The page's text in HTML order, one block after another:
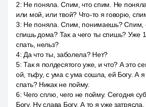
2: Не поняла. Спим, что спим. Не
или мой, или твой? Что-то я говорю,
3: Не поняла. Спим, понимаешь? Спим,
спишь дома? Так а чего ты спишь? Уже
спать, нельз?
4: Да что ты, заболела? Нет?
5:Так я полдесятого уже, и что? А это
ой, тьфу, с ума с ума сошла, ей Богу. А
спать? Никак не пойму.
6: Чего сплю, чего не пойму. Сегодня
Богу. Ну слава Богу. А то я уже